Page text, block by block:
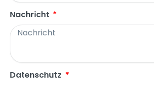
Nachricht
Datenschutz